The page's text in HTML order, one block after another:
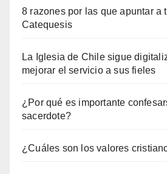
8 razones por las que apuntar a
Catequesis
La Iglesia de Chile sigue
mejorar el servicio a sus fieles
¿Por qué es importante
sacerdote?
¿Cuáles son los valores